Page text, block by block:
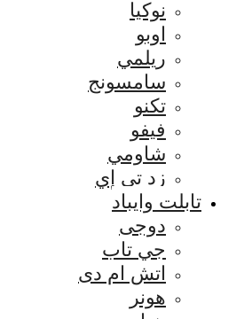
نوكيا
اوبو
ريلمي
سامسونج
تكنو
فيفو
شاومي
زد تي إي
تابلت وايباد
دوجى
جي تاب
اتش ام دى
هونر